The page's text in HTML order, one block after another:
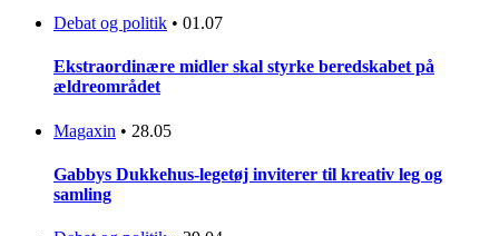
Debat og politik • 01.07
Ekstraordinære midler skal styrke beredskabet på
ældreområdet
Magaxin • 28.05
Gabbys Dukkehus-legetøj inviterer til kreativ leg og
samling